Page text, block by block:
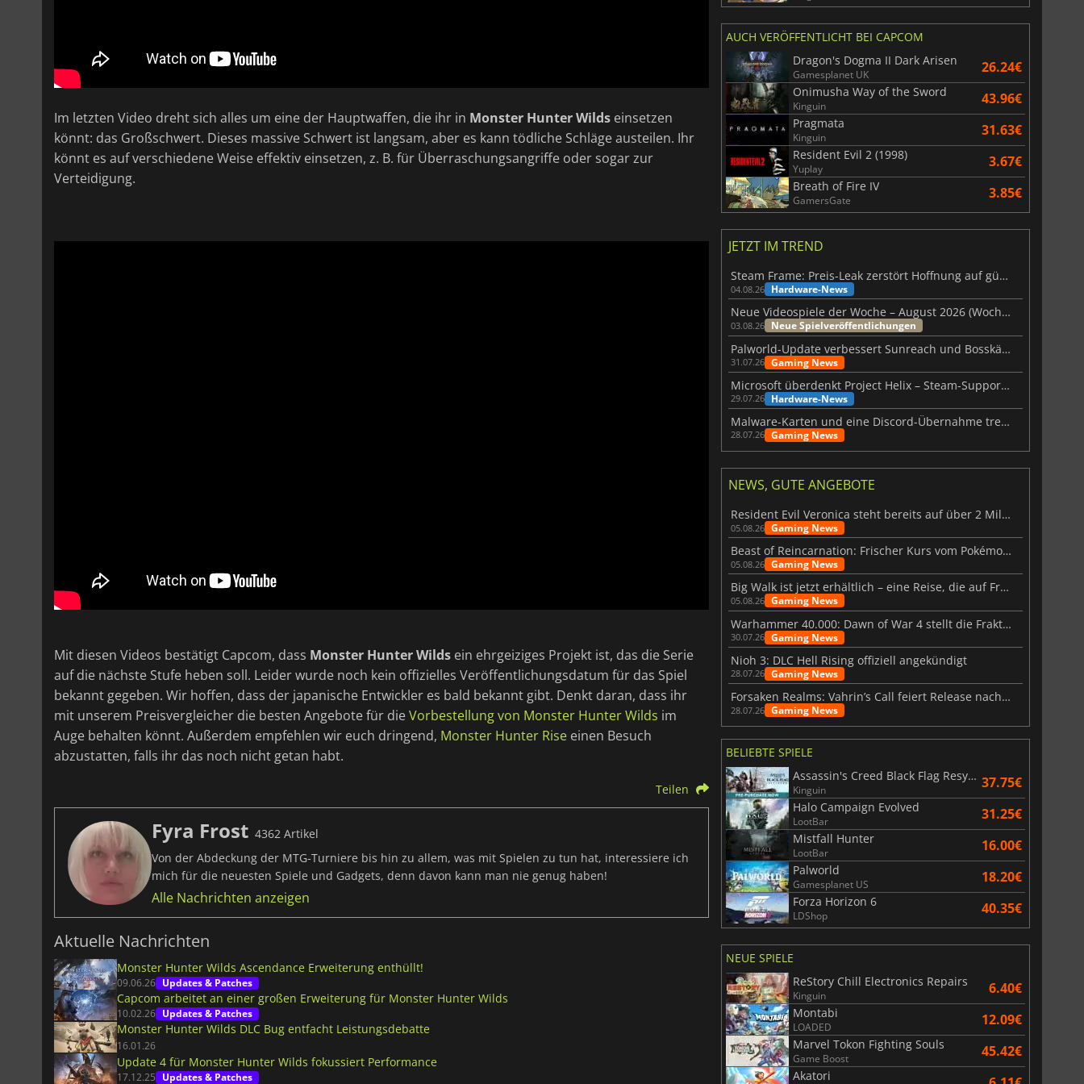
Im letzten Video dreht sich alles um eine der Hauptwaffen, die ihr in Monster Hunter Wilds einsetzen
könnt: das Großschwert. Dieses massive Schwert ist langsam, aber es kann tödliche Schläge austeilen. Ihr
könnt es auf verschiedene Weise effektiv einsetzen, z. B. für Überraschungsangriffe oder sogar zur
Verteidigung.
Mit diesen Videos bestätigt Capcom, dass Monster Hunter Wilds ein ehrgeiziges Projekt ist, das die Serie
auf die nächste Stufe heben soll. Leider wurde noch kein offizielles Veröffentlichungsdatum für das Spiel
bekannt gegeben. Wir hoffen, dass der japanische Entwickler es bald bekannt gibt. Denkt daran, dass ihr
mit unserem Preisvergleicher die besten Angebote für dieVorbestellung von Monster Hunter Wilds im
Auge behalten könnt. Außerdem empfehlen wir euch dringend, Monster Hunter Rise einen Besuch
abzustatten, falls ihr das noch nicht getan habt.
Teilen
Fyra Frost 4362 Artikel
Von der Abdeckung der MTG-Turniere bis hin zu allem, was mit Spielen zu tun hat, interessiere ich
mich für die neuesten Spiele und Gadgets, denn davon kann man nie genug haben!
Alle Nachrichten anzeigen
Aktuelle Nachrichten
Monster Hunter Wilds Ascendance Erweiterung enthüllt!
09.06.26 Updates & Patches
Capcom arbeitet an einer großen Erweiterung für Monster Hunter Wilds
10.02.26 Updates & Patches
Monster Hunter Wilds DLC Bug entfacht Leistungsdebatte
16.01.26
Update 4 für Monster Hunter Wilds fokussiert Performance
17.12.25 Updates & Patches
AUCH VERÖFFENTLICHT BEI CAPCOM
Dragon's Dogma II Dark Arisen
Gamesplanet UK 26.24€
Onimusha Way of the Sword
Kinguin 43.96€
Pragmata
Kinguin 31.63€
Resident Evil 2 (1998)
Yuplay 3.67€
Breath of Fire IV
GamersGate 3.85€
JETZT IM TREND
Steam Frame: Preis-Leak zerstört Hoffnung auf günstiges VR-Headset
04.08.26 Hardware-News
Neue Videospiele der Woche – August 2026 (Woche 32)
03.08.26 Neue Spielveröffentlichungen
Palworld-Update verbessert Sunreach und Bosskämpfe deutlich
31.07.26 Gaming News
Microsoft überdenkt Project Helix – Steam-Support gefährdet
29.07.26 Hardware-News
Malware-Karten und eine Discord-Übernahme treffen Meccha Chameleon
28.07.26 Gaming News
NEWS, GUTE ANGEBOTE
Resident Evil Veronica steht bereits auf über 2 Millionen Wunschlisten
05.08.26 Gaming News
Beast of Reincarnation: Frischer Kurs vom Pokémon-Studio
05.08.26 Gaming News
Big Walk ist jetzt erhältlich – eine Reise, die auf Freundschaft basiert
05.08.26 Gaming News
Warhammer 40.000: Dawn of War 4 stellt die Fraktion der Necrons vor
30.07.26 Gaming News
Nioh 3: DLC Hell Rising offiziell angekündigt
28.07.26 Gaming News
Forsaken Realms: Vahrin’s Call feiert Release nach 10 Jahren
28.07.26 Gaming News
BELIEBTE SPIELE
Assassin's Creed Black Flag Resynced
Kinguin 37.75€
Halo Campaign Evolved
LootBar 31.25€
Mistfall Hunter
LootBar 16.00€
Palworld
Gamesplanet US 18.20€
Forza Horizon 6
LDShop 40.35€
NEUE SPIELE
ReStory Chill Electronics Repairs
Kinguin 6.40€
Montabi
LOADED 12.09€
Marvel Tokon Fighting Souls
Game Boost 45.42€
Akatori